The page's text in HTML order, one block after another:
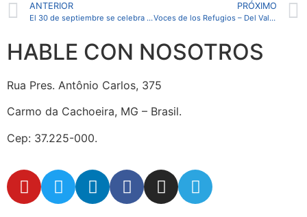
ANTERIOR
El 30 de septiembre se celebra el Día Internacional del Traductor.
PRÓXIMO
Voces de los Refugios – Del Valle y Celia
HABLE CON NOSOTROS
Rua Pres. Antônio Carlos, 375
Carmo da Cachoeira, MG – Brasil.
Cep: 37.225-000.